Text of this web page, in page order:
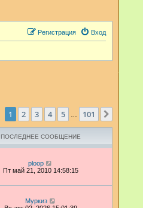
Вход
Регистрация
Страница1 из 101
1 2 3 4 5 101
ПОСЛЕДНЕЕ СООБЩЕНИЕ
ploop
Пт май 21, 2010 14:58:15
Муркиз